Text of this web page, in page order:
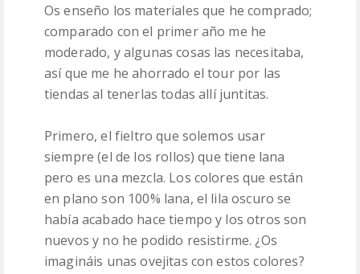
Os enseño los materiales que he comprado;
comparado con el primer año me he
moderado, y algunas cosas las necesitaba,
así que me he ahorrado el tour por las
tiendas al tenerlas todas allí juntitas.
Primero, el fieltro que solemos usar
siempre (el de los rollos) que tiene lana
pero es una mezcla. Los colores que están
en plano son 100% lana, el lila oscuro se
había acabado hace tiempo y los otros son
nuevos y no he podido resistirme. ¿Os
imagináis unas ovejitas con estos colores?